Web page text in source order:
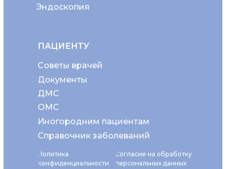
Политика
конфиденциальности
Согласие на обработку
персональных данных
Эндоскопия
ПАЦИЕНТУ
Советы врачей
ОМС
Документы
ДМС
Иногородним пациентам
Справочник заболеваний